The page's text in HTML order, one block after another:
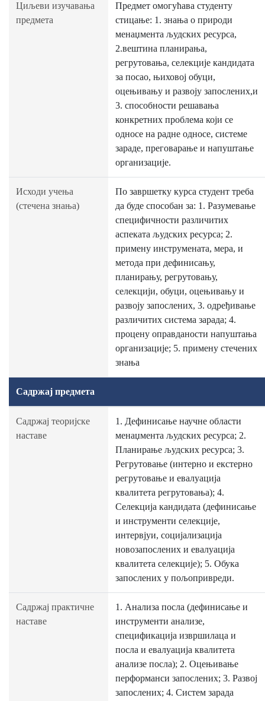
Циљеви изучавања
предмета
Предмет омогућава студенту
стицање: 1. знања о природи
менаџмента људских ресурса,
2.вештина планирања,
регрутовања, селекције кандидата
за посао, њиховој обуци,
оцењивању и развоју запослених,и
3. способности решавања
конкретних проблема који се
односе на радне односе, системе
зараде, преговарање и напуштање
организације.
Исходи учења
(стечена знања)
По завршетку курса студент треба
да буде способан за: 1. Разумевање
специфичности различитих
аспеката људских ресурса; 2.
примену инструмената, мера, и
метода при дефинисању,
планирању, регрутовању,
селекцији, обуци, оцењивању и
развоју запослених, 3. одређивање
различитих система зарада; 4.
процену оправданости напуштања
организације; 5. примену стечених
знања
Садржај предмета
Садржај теоријске
наставе
1. Дефинисање научне области
менаџмента људских ресурса; 2.
Планирање људских ресурса; 3.
Регрутовање (интерно и екстерно
регрутовање и евалуација
квалитета регрутовања); 4.
Селекција кандидата (дефинисање
и инструменти селекције,
интервјуи, социјализација
новозапослених и евалуација
квалитета селекције); 5. Обука
запослених у пољопривреди.
Садржај практичне
наставе
1. Анализа посла (дефинисање и
инструменти анализе,
спецификација извршилаца и
посла и евалуација квалитета
анализе посла); 2. Оцењивање
перформанси запослених; 3. Развој
запослених; 4. Систем зарада